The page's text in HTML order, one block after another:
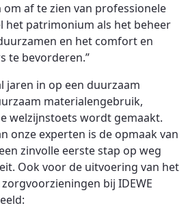
om af te zien van professionele
het patrimonium als het beheer
en het comfort en
te bevorderen.”
jaren in op een duurzaam
materialengebruik,
welzijnstoets wordt gemaakt.
onze experten is de opmaak van
zinvolle eerste stap op weg
Ook voor de uitvoering van het
bij IDEWE